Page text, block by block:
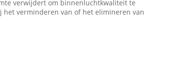
verwijdert om binnenluchtkwaliteit te
het verminderen van of het elimineren van